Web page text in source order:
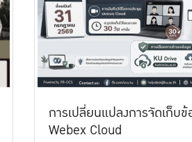
การเปลี่ยนแปลงการจัดเก็บ
Webex Cloud